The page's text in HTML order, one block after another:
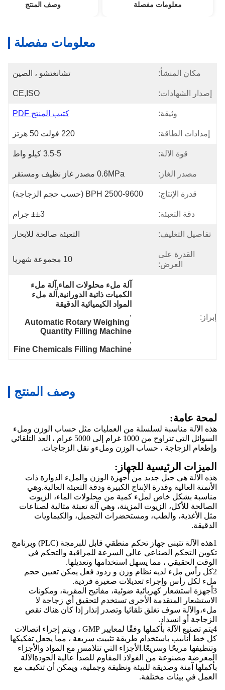
معلومات مفصلة وصف المنتج
معلومات مفصلة
مكان المنشأ: تشانغتشو ، الصين
إصدار الشهادات: CE,ISO
وثيقة: كتيب المنتج PDF
إمدادات الطاقة: 220 فولت 50 هرتز
قوة الآلة: 3.5-5 كيلو واط
مصدر الغاز: 0.6MPa مصدر غاز نظيف ومستقر
قدرة الإنتاج: 2500-9600 BPH (حسب حجم الزجاجة)
دقة التعبئة: ±±3 جرام
تفاصيل التغليف: التعبئة صالحة للابحار
القدرة على
العرض:
10 مجموعة شهريا
إبراز:
آلة ملء محلولات الماء,آلة ملء
الكميات ذاتية الدورانية,آلة ملء
المواد الكيميائية الدقيقة
,
Automatic Rotary Weighing
Quantity Filling Machine
,
Fine Chemicals Filling Machine
وصف المنتج
لمحة عامة:
هذه الآلة مناسبة لسلسلة من العمليات مثل حساب الوزن وملء
السوائل التي تتراوح من 1000 غرام إلى 5000 غرام ، العد التلقائي
وإطعام الزجاجة ، حساب الوزن وملءو نقل الزجاجات.
الميزات الرئيسية للجهاز:
هذه الآلة هي جيل جديد من أجهزة الوزن والملء الدوارة ذات
الأتمتة العالية وقدرة الإنتاج الكبيرة ودقة التعبئة العالية.وهي
مناسبة بشكل خاص لملء كمية من محلولات الماء، الزيوت
الصالحة للأكل، الزيوت المزينة، وهي آلة تعبئة مثالية لصناعات
مثل الأغذية، والطب، ومستحضرات التجميل، والكيماويات
الدقيقة.
1هذه الآلة تتبنى جهاز تحكم منطقي قابل للبرمجة (PLC) وبرنامج
تكوين التحكم الصناعي عالي السرعة للمراقبة والتحكم في
الوقت الحقيقي ، مما يسهل استخدامها وتعديلها.
2كل رأس ملء لديه نظام وزن و ردود فعل يمكن تعيين حجم
ملء لكل رأس وإجراء تعديلات صغيرة فردية.
3أجهزة استشعار كهربائية ضوئية، مفاتيح المقربة، ومكونات
الاستشعار المتقدمة الأخرى تستخدم لتحقيق أي زجاجة لا
ملء،والآلة سوف تغلق تلقائيا وتصدر إنذار إذا كان هناك نقص
الزجاجة أو انسداد.
4يتم تصنيع الآلة بأكملها وفقًا لمعايير GMP ، ويتم إجراء اتصالات
كل خط أنابيب باستخدام طريقة تثبيت سريعة ، مما يجعل تفكيكها
وتنظيفها مريحًا وسريعًا.الأجزاء التي تتلامس مع المواد والأجزاء
المعرضة مصنوعة من الفولاذ المقاوم للصدأ عالية الجودةالآلة
بأكملها آمنة وصديقة للبيئة ونظيفة وجملية، ويمكن أن تتكيف مع
العمل في بيئات مختلفة.